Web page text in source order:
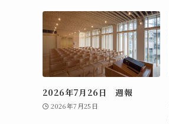
2026年7月26日 週報
2026年7月25日